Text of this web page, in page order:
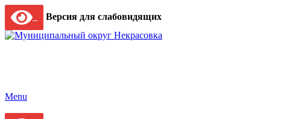
Версия для слабовидящих
Menu